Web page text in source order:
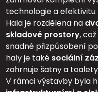
technologie a efektivitu
Hala je rozdělena na
skladové prostory,
snadné přizpůsobení
haly je také sociální
zahrnuje šatny a
V rámci výstavby byla